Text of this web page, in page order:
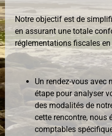
Notre objectif est de
en assurant une totale
réglementations fiscales en
Un rendez-vous avec
étape pour analyser
des modalités de
cette rencontre, nous
comptables